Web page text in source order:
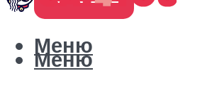
Меню
Меню